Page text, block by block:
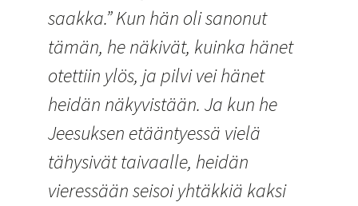
saakka.” Kun hän oli sanonut
tämän, he näkivät, kuinka hänet
otettiin ylös, ja pilvi vei hänet
heidän näkyvistään. Ja kun he
Jeesuksen etääntyessä vielä
tähysivät taivaalle, heidän
vieressään seisoi yhtäkkiä kaksi